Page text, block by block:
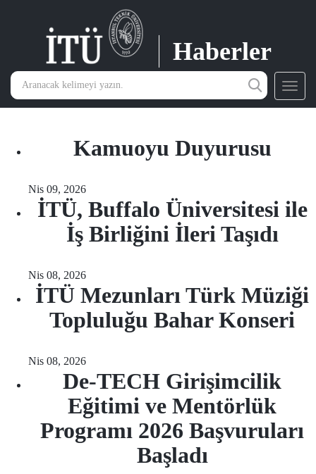
Haberler
Kamuoyu Duyurusu
Nis 09, 2026
İTÜ, Buffalo Üniversitesi ile
İş Birliğini İleri Taşıdı
Nis 08, 2026
İTÜ Mezunları Türk Müziği
Topluluğu Bahar Konseri
Nis 08, 2026
De-TECH Girişimcilik
Eğitimi ve Mentörlük
Programı 2026 Başvuruları
Başladı